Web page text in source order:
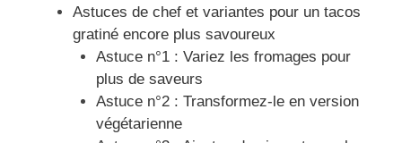
Astuces de chef et variantes pour un tacos
gratiné encore plus savoureux
Astuce n°1 : Variez les fromages pour
plus de saveurs
Astuce n°2 : Transformez-le en version
végétarienne